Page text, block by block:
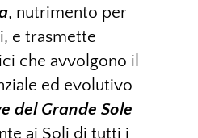
, nutrimento per
e trasmette
che avvolgono il
ed evolutivo
del Grande Sole
ai Soli di tutti i